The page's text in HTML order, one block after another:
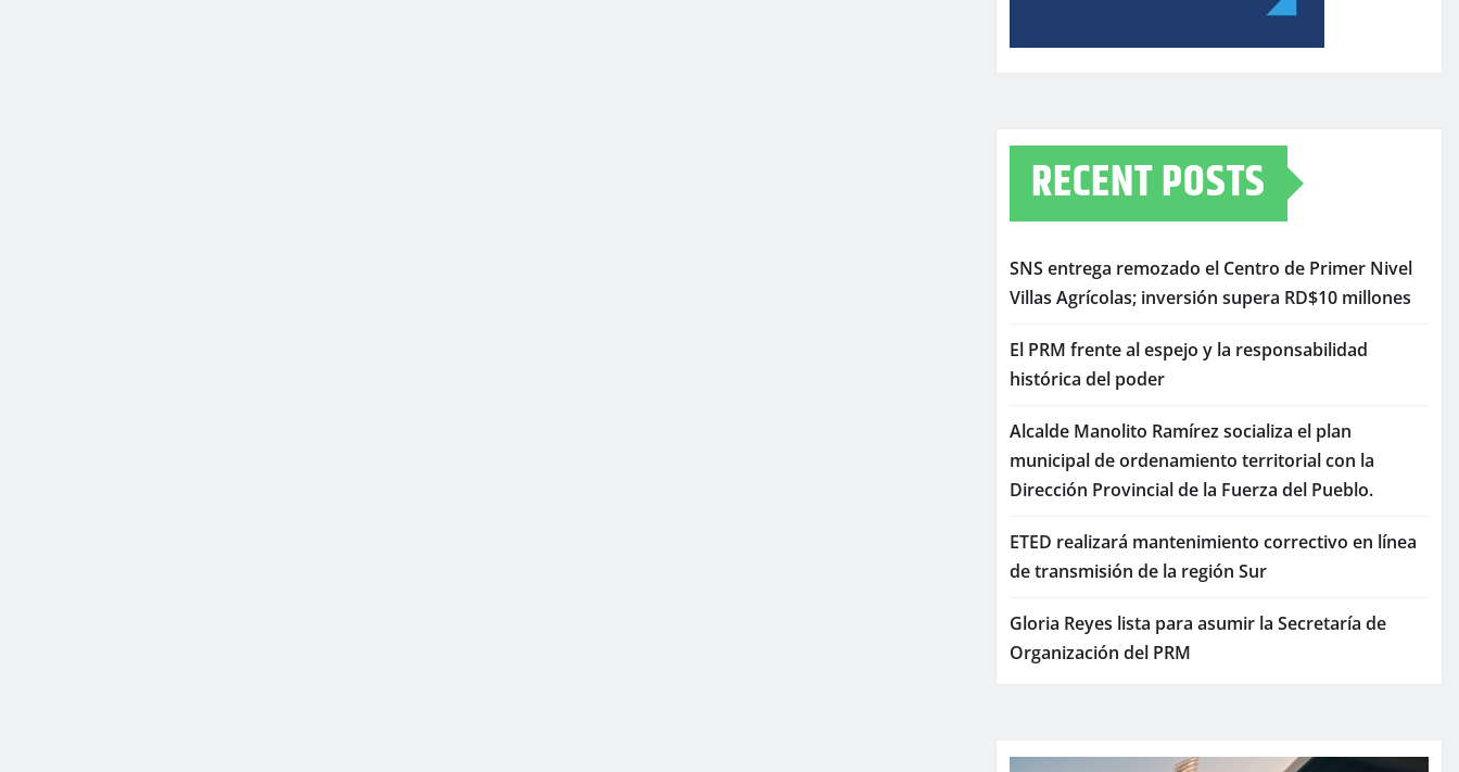
RECENT POSTS
SNS entrega remozado el Centro de Primer Nivel
Villas Agrícolas; inversión supera RD$10 millones
El PRM frente al espejo y la responsabilidad
histórica del poder
Alcalde Manolito Ramírez socializa el plan
municipal de ordenamiento territorial con la
Dirección Provincial de la Fuerza del Pueblo.
ETED realizará mantenimiento correctivo en línea
de transmisión de la región Sur
Gloria Reyes lista para asumir la Secretaría de
Organización del PRM